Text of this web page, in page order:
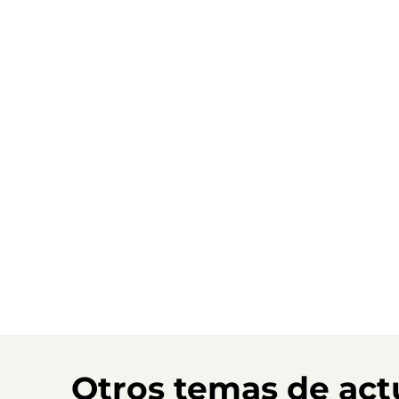
Otros temas de